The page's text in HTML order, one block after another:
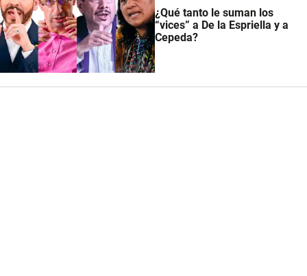
¿Qué tanto le suman los
“vices” a De la Espriella y a
Cepeda?